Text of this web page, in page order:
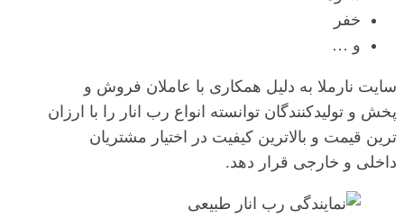
خفر
و …
سایت نارملا به دلیل همکاری با عاملان فروش و
پخش و تولیدکنندگان توانسته انواع رب انار را با ارزان
ترین قیمت و بالاترین کیفیت در اختیار مشتریان
داخلی و خارجی قرار دهد.